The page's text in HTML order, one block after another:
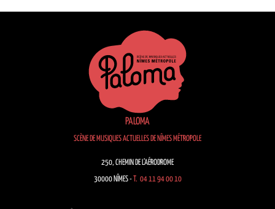
PALOMA
SCÈNE DE MUSIQUES ACTUELLES DE NÎMES MÉTROPOLE
250, CHEMIN DE L’AÉRODROME
30000 NÎMES - T. 04 11 94 00 10